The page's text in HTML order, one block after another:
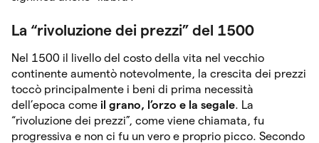
La “rivoluzione dei prezzi” del 1500
Nel 1500 il livello del costo della vita nel vecchio
continente aumentò notevolmente, la crescita dei prezzi
toccò principalmente i beni di prima necessità
dell’epoca come il grano, l’orzo e la segale. La
“rivoluzione dei prezzi”, come viene chiamata, fu
progressiva e non ci fu un vero e proprio picco. Secondo